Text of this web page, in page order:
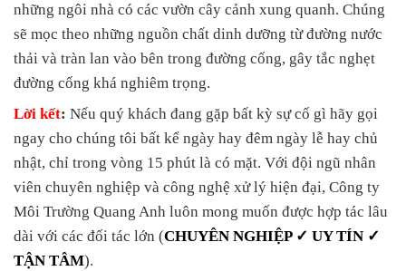
những ngôi nhà có các vườn cây cảnh xung quanh. Chúng
sẽ mọc theo những nguồn chất dinh dưỡng từ đường nước
thải và tràn lan vào bên trong đường cống, gây tắc nghẹt
đường cống khá nghiêm trọng.
Lời kết: Nếu quý khách đang gặp bất kỳ sự cố gì hãy gọi
ngay cho chúng tôi bất kể ngày hay đêm ngày lễ hay chủ
nhật, chỉ trong vòng 15 phút là có mặt. Với đội ngũ nhân
viên chuyên nghiệp và công nghệ xử lý hiện đại, Công ty
Môi Trường Quang Anh luôn mong muốn được hợp tác lâu
dài với các đối tác lớn (CHUYÊN NGHIỆP ✓ UY TÍN ✓
TẬN TÂM).